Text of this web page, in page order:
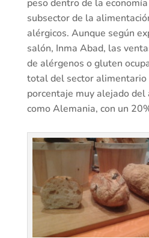
peso dentro de la
subsector de la
alérgicos. Aunque según
salón, Inma Abad, las
de alérgenos o gluten
total del sector alimentario
porcentaje muy alejado del
como Alemania, con un